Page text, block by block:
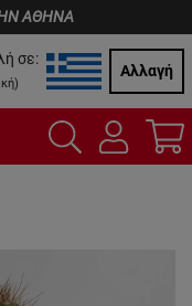
ΑΘΗΝΑ
σε:
)
Αλλαγή